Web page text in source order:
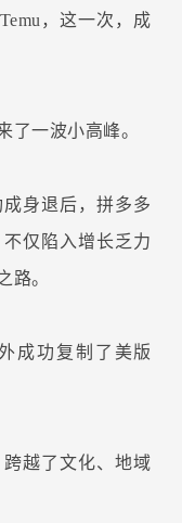
，这一次，成
了一波小高峰。
身退后，拼多多
仅陷入增长乏力
路。
成功复制了美版
越了文化、地域